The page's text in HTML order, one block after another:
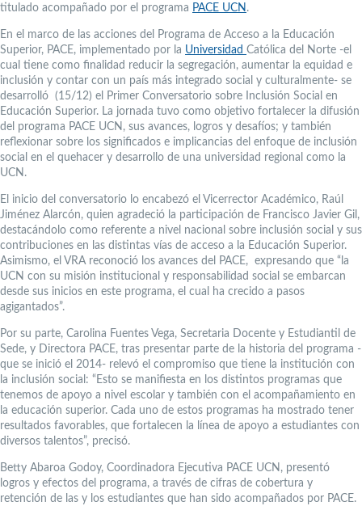
titulado acompañado por el programa PACE UCN .
En el marco de las acciones del Programa de Acceso a la Educación
Superior, PACE, implementado por la Universidad Católica del Norte -el
cual tiene como finalidad reducir la segregación, aumentar la equidad e
inclusión y contar con un país más integrado social y culturalmente- se
desarrolló (15/12) el Primer Conversatorio sobre Inclusión Social en
Educación Superior. La jornada tuvo como objetivo fortalecer la difusión
del programa PACE UCN, sus avances, logros y desafíos; y también
reflexionar sobre los significados e implicancias del enfoque de inclusión
social en el quehacer y desarrollo de una universidad regional como la
UCN.
El inicio del conversatorio lo encabezó el Vicerrector Académico, Raúl
Jiménez Alarcón, quien agradeció la participación de Francisco Javier Gil,
destacándolo como referente a nivel nacional sobre inclusión social y sus
contribuciones en las distintas vías de acceso a la Educación Superior.
Asimismo, el VRA reconoció los avances del PACE, expresando que “la
UCN con su misión institucional y responsabilidad social se embarcan
desde sus inicios en este programa, el cual ha crecido a pasos
agigantados”.
Por su parte, Carolina Fuentes Vega, Secretaria Docente y Estudiantil de
Sede, y Directora PACE, tras presentar parte de la historia del programa -
que se inició el 2014- relevó el compromiso que tiene la institución con
la inclusión social: “Esto se manifiesta en los distintos programas que
tenemos de apoyo a nivel escolar y también con el acompañamiento en
la educación superior. Cada uno de estos programas ha mostrado tener
resultados favorables, que fortalecen la línea de apoyo a estudiantes con
diversos talentos”, precisó.
Betty Abaroa Godoy, Coordinadora Ejecutiva PACE UCN, presentó
logros y efectos del programa, a través de cifras de cobertura y
retención de las y los estudiantes que han sido acompañados por PACE.